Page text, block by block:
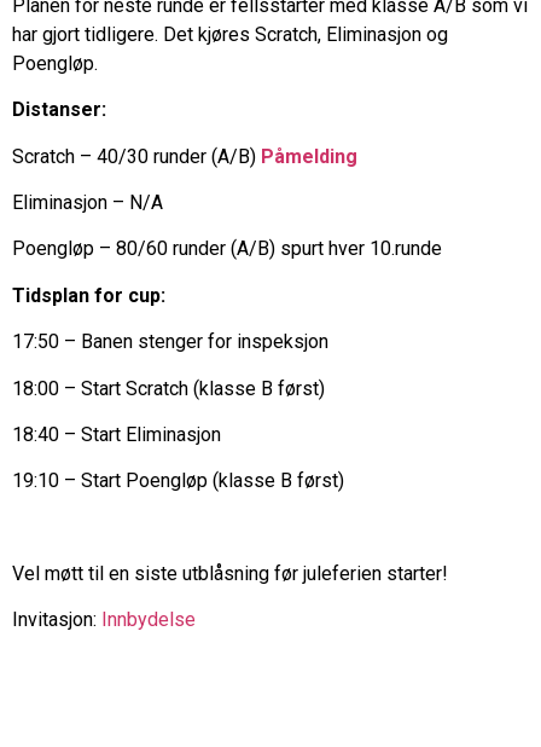
Planen for neste runde er fellsstarter med klasse A/B som vi
har gjort tidligere. Det kjøres Scratch, Eliminasjon og
Poengløp.
Distanser:
Scratch – 40/30 runder (A/B) Påmelding
Eliminasjon – N/A
Poengløp – 80/60 runder (A/B) spurt hver 10.runde
Tidsplan for cup:
17:50 – Banen stenger for inspeksjon
18:00 – Start Scratch (klasse B først)
18:40 – Start Eliminasjon
19:10 – Start Poengløp (klasse B først)
Vel møtt til en siste utblåsning før juleferien starter!
Invitasjon: Innbydelse